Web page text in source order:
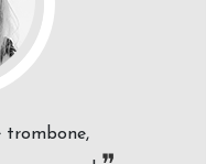
trombone,